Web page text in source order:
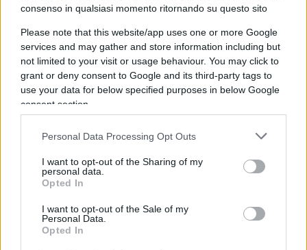
consenso in qualsiasi momento ritornando su questo sito
Please note that this website/app uses one or more Google
services and may gather and store information including but
not limited to your visit or usage behaviour. You may click to
grant or deny consent to Google and its third-party tags to
use your data for below specified purposes in below Google
consent section.
Personal Data Processing Opt Outs
I want to opt-out of the Sharing of my
personal data.
Opted In
I want to opt-out of the Sale of my
Personal Data.
Opted In
facilmente la capitale Kabul senza colpo ferire».
I talebani, messo in fuga il presidente Ashraf
Ghani e piazzato al suo posto il mullah Abdul
Ghani Baradar («rilasciato tre anni fa da un
carcere pakistano su espressa richiesta degli Stati
I talebani, malgrado gli accordi di Doha, «hanno
continuato a dare ospitalità a gruppi ultra-
fondamentalisti islamici». Addirittura mentre gli
americani se ne andavano: «Un attentato